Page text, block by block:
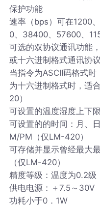
保护功能
速率（bps）可在1200
0、38400、57600、
可选的双协议通讯功能
或十六进制格式通讯协
当指令为ASCII码格式
为十六进制格式时，适
20）
可设置的温度湿度上下
可设置的的时间：月、
M/PM（仅LM-420）
可存储并显示曾经最大
（仅LM-420）
精度等级：温度为0.2级
供电电源：＋7.5～30V
功耗小于0．1W